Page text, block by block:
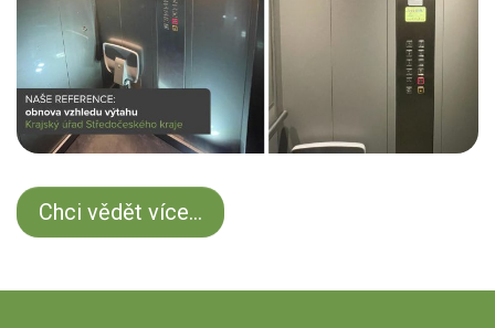
Chci vědět více...